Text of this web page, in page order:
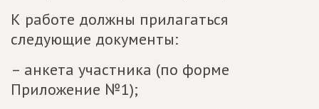
К работе должны прилагаться
следующие документы:
– анкета участника (по форме
Приложение №1);